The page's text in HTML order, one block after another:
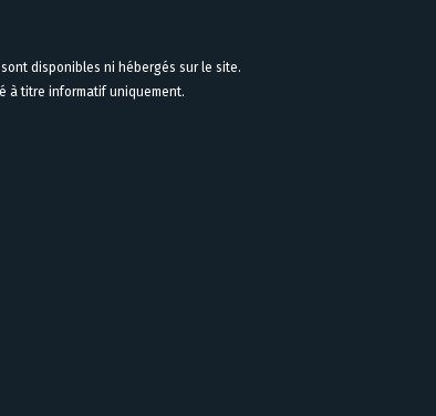
disponibles ni hébergés sur le site.
à titre informatif uniquement.